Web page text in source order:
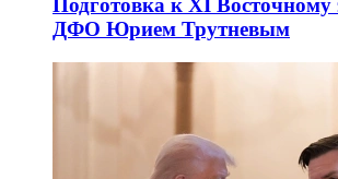
Подготовка к XI
ДФО Юрием Трутневым